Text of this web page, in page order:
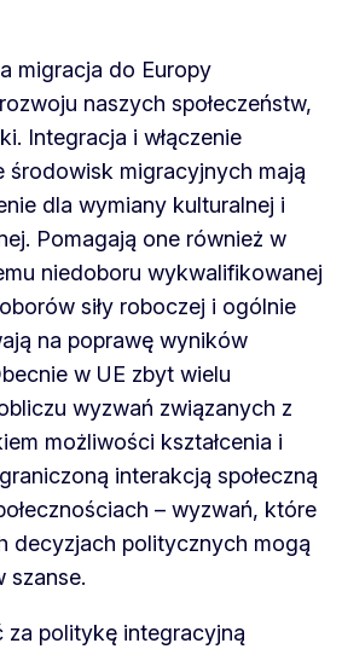
migracja do Europy
naszych społeczeństw,
Integracja i włączenie
środowisk migracyjnych mają
dla wymiany kulturalnej i
Pomagają one również w
niedoboru wykwalifikowanej
siły roboczej i ogólnie
na poprawę wyników
w UE zbyt wielu
wyzwań związanych z
możliwości kształcenia i
interakcją społeczną
– wyzwań, które
decyzjach politycznych mogą
szanse.
za politykę integracyjną